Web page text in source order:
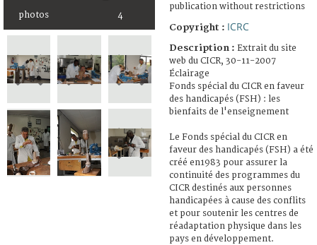
photos 4
publication without restrictions
Copyright : ICRC
Description : Extrait du site
web du CICR, 30-11-2007
Éclairage
Fonds spécial du CICR en faveur
des handicapés (FSH) : les
bienfaits de l'enseignement
Le Fonds spécial du CICR en
faveur des handicapés (FSH) a été
créé en1983 pour assurer la
continuité des programmes du
CICR destinés aux personnes
handicapées à cause des conflits
et pour soutenir les centres de
réadaptation physique dans les
pays en développement.